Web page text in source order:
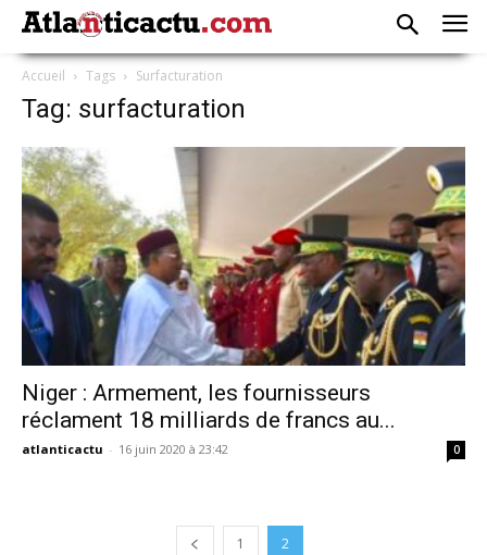
Accueil Tags Surfacturation
Tag: surfacturation
Niger : Armement, les fournisseurs
réclament 18 milliards de francs au...
atlanticactu - 16 juin 2020 à 23:42 0
1 2